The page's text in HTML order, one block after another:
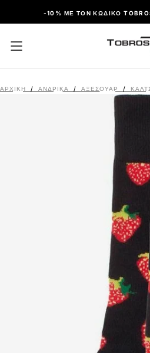
ΠΑΡΆΛΕΙΨΗ-10% ΜΕ ΤΟΝ ΚΩΔΙΚΌ
ΑΡΧΙΚΉ / ΑΝΔΡΙΚΑ / ΑΞΕΣΟΥΆΡ /